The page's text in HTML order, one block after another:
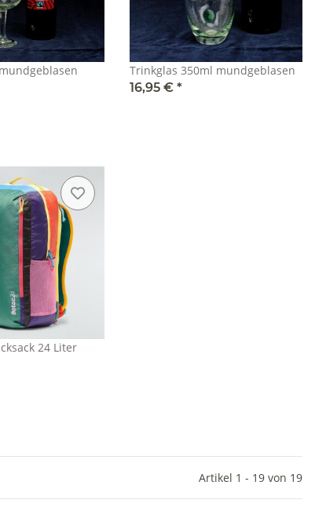
Trinkglas 350ml mundgeblasen
16,95 € *
24 Liter
Artikel 1 - 19 von 19